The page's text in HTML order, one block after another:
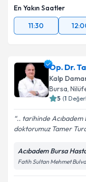
En Yakın Saatler
11:30
Op. Dr.
Kalp
Bursa,
5 (1
.. tarihinde
doktorumuz Tamer
Acıbadem Bursa
Fatih Sultan Mehmet